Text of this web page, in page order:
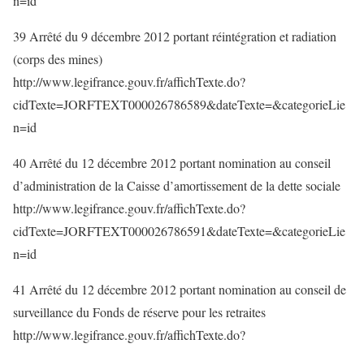
39 Arrêté du 9 décembre 2012 portant réintégration et radiation
(corps des mines)
http://www.legifrance.gouv.fr/affichTexte.do?
cidTexte=JORFTEXT000026786589&dateTexte=&categorieLie
n=id
40 Arrêté du 12 décembre 2012 portant nomination au conseil
d’administration de la Caisse d’amortissement de la dette sociale
http://www.legifrance.gouv.fr/affichTexte.do?
cidTexte=JORFTEXT000026786591&dateTexte=&categorieLie
n=id
41 Arrêté du 12 décembre 2012 portant nomination au conseil de
surveillance du Fonds de réserve pour les retraites
http://www.legifrance.gouv.fr/affichTexte.do?